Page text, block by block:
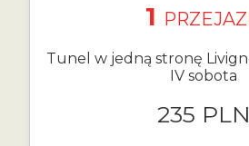
1
Tunel w jedną stronę
IV sobota
235 PLN